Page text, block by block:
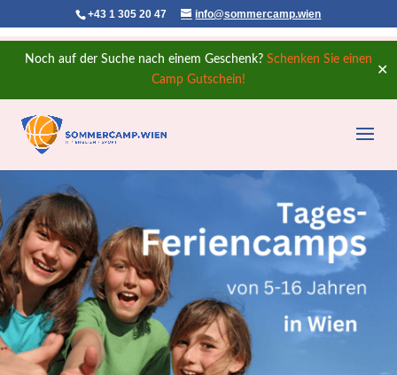
+43 1 305 20 47 info@sommercamp.wien
Noch auf der Suche nach einem Geschenk? Schenken Sie einen
Camp Gutschein!
✕